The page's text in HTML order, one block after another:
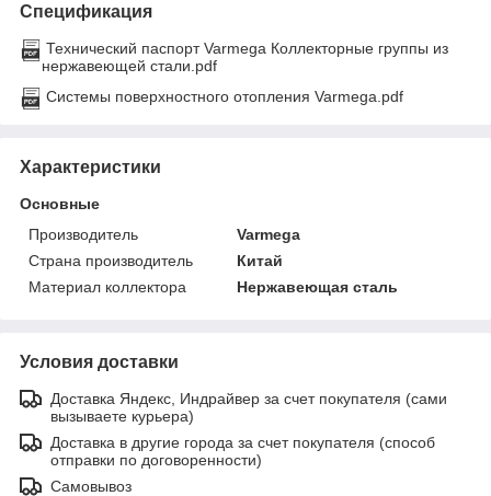
Спецификация
Технический паспорт Varmega Коллекторные группы из
нержавеющей стали.pdf
Системы поверхностного отопления Varmega.pdf
Характеристики
Основные
Производитель
Varmega
Страна производитель
Китай
Материал коллектора
Нержавеющая сталь
Условия доставки
Доставка Яндекс, Индрайвер за счет покупателя (сами
вызываете курьера)
Доставка в другие города за счет покупателя (способ
отправки по договоренности)
Самовывоз